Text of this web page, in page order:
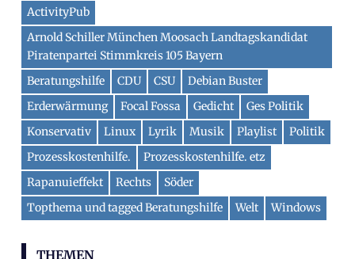
ActivityPub
Arnold Schiller München Moosach Landtagskandidat
Piratenpartei Stimmkreis 105 Bayern
Beratungshilfe
CDU CSU
Debian Buster
Erderwärmung
Focal Fossa Gedicht
Ges Politik
Konservativ
Linux Lyrik Musik Playlist
Politik
Prozesskostenhilfe.
Prozesskostenhilfe. etz
Rapanuieffekt
Rechts
Söder
Topthema und tagged Beratungshilfe
Welt Windows
THEMEN